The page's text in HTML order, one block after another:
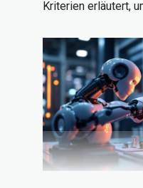
Kriterien erläutert,